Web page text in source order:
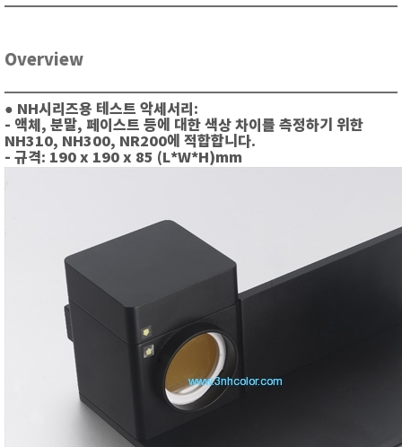
Overview
● NH시리즈용 테스트 악세서리:
- 액체, 분말, 페이스트 등에 대한 색상 차이를 측정하기 위한
NH310, NH300, NR200에 적합합니다.
- 규격: 190 x 190 x 85 (L*W*H)mm